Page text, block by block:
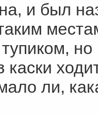
и был
тупиком,
каски
ли,